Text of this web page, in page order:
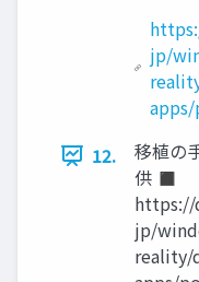
jp/
12.
移植の
供 ◼
https://
jp/
reality/